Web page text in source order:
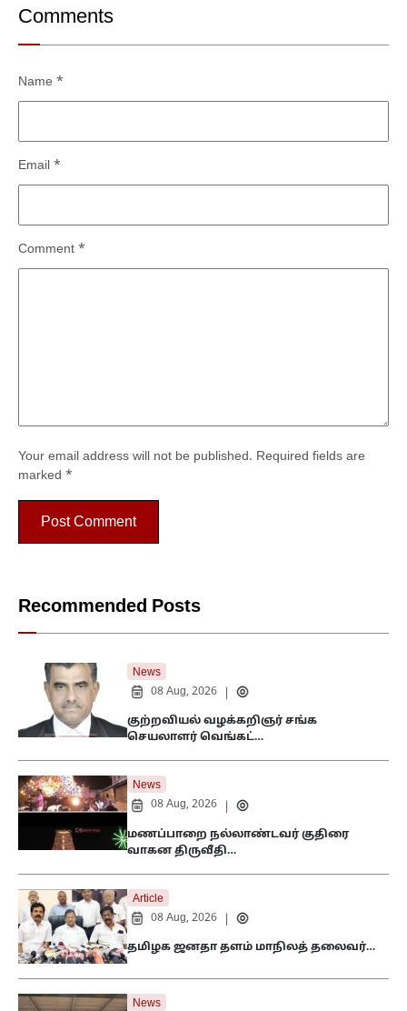
Comments
Your email address will not be published. Required fields are
marked *
Comment *
Name *
Email *
Recommended Posts
News
08 Aug, 2026
குற்றவியல் வழக்கறிஞர் சங்க
செயலாளர் வெங்கட்…
News
08 Aug, 2026
மணப்பாறை நல்லாண்டவர் குதிரை
வாகன திருவீதி…
Article
08 Aug, 2026
தமிழக ஜனதா தளம் மாநிலத் தலைவர்…
News